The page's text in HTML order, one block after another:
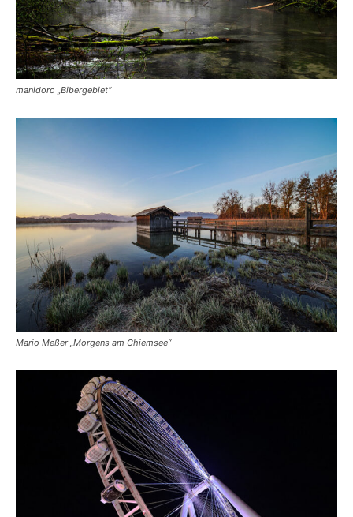
manidoro „Bibergebiet“
Mario Meßer „Morgens am Chiemsee“